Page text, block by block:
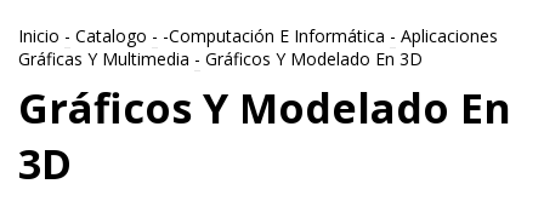
Inicio - Catalogo - -Computación E Informática - Aplicaciones
Gráficas Y Multimedia - Gráficos Y Modelado En 3D
Gráficos Y Modelado En
3D